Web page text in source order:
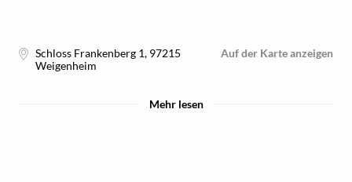
Schloss Frankenberg 1, 97215
Weigenheim
Auf der Karte anzeigen
Mehr lesen